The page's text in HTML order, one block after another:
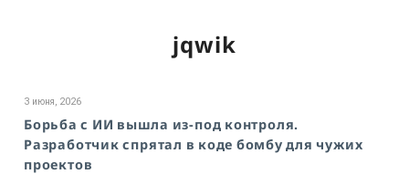
jqwik
3 июня, 2026
Борьба с ИИ вышла из-под контроля.
Разработчик спрятал в коде бомбу для чужих
проектов